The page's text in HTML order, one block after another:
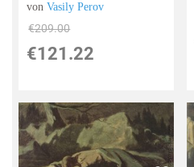
vonVasily Perov
€209.00
€121.22